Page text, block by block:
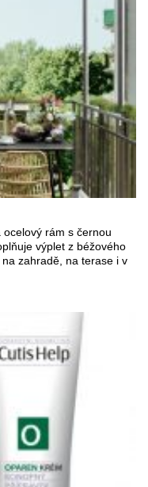
rám s černou
výplet z béžového
zahradě, na terase i v